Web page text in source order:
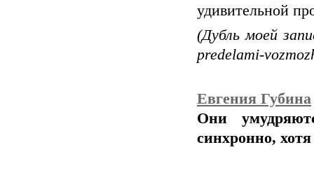
удивительной
(Дубль моей
predelami-
Евгения Губина
Они
синхронно,